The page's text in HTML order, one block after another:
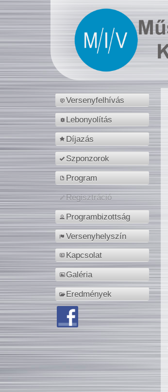
Versenyfelhívás
Lebonyolítás
Díjazás
Szponzorok
Program
Regisztráció
Programbizottság
Versenyhelyszín
Kapcsolat
Galéria
Eredmények